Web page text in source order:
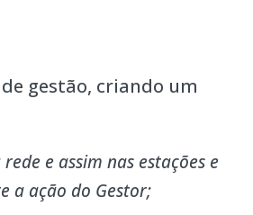
gestão, criando um
e assim nas estações e
a ação do Gestor;